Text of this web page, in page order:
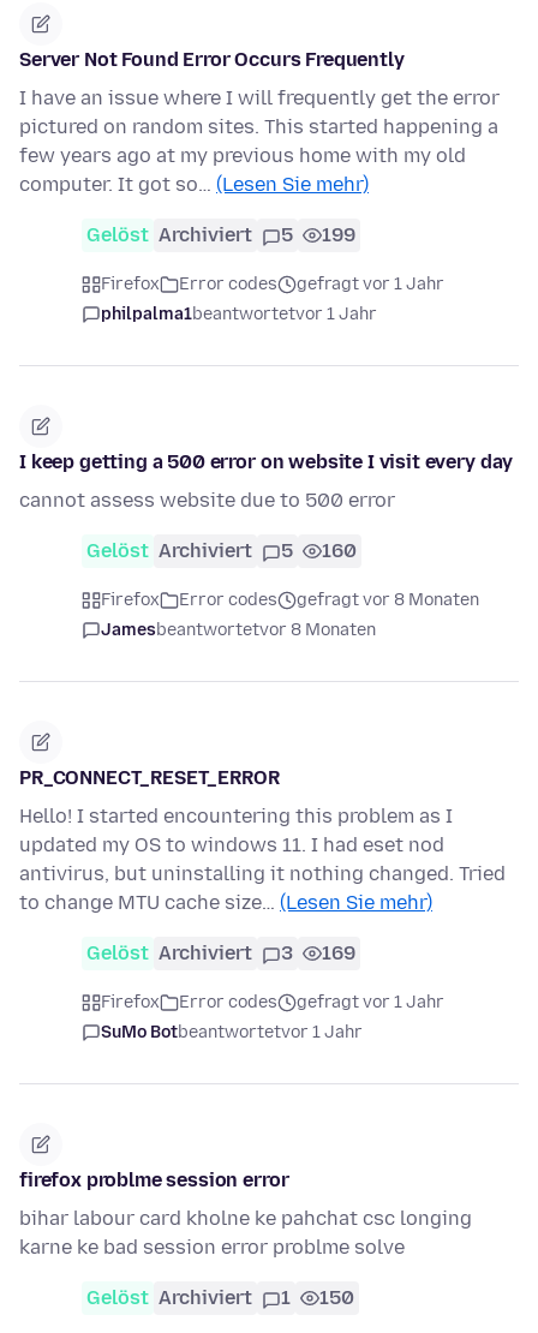
Server Not Found Error Occurs Frequently
I have an issue where I will frequently get the error
pictured on random sites. This started happening a
few years ago at my previous home with my old
computer. It got so… (Lesen Sie mehr)
Gelöst Archiviert 5 199
Firefox Error codes
gefragt vor 1 Jahr
philpalma1beantwortetvor 1 Jahr
I keep getting a 500 error on website I visit every day
cannot assess website due to 500 error
Gelöst Archiviert 5 160
Firefox Error codes
gefragt vor 8 Monaten
Jamesbeantwortetvor 8 Monaten
PR_CONNECT_RESET_ERROR
Hello! I started encountering this problem as I
updated my OS to windows 11. I had eset nod
antivirus, but uninstalling it nothing changed. Tried
to change MTU cache size… (Lesen Sie mehr)
Gelöst Archiviert 3 169
Firefox Error codes
gefragt vor 1 Jahr
SuMo Botbeantwortetvor 1 Jahr
firefox problme session error
bihar labour card kholne ke pahchat csc longing
karne ke bad session error problme solve
Gelöst Archiviert 1 150